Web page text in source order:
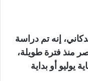
إنه تم دراسة
منذ فترة طويلة،
يوليو أو بداية